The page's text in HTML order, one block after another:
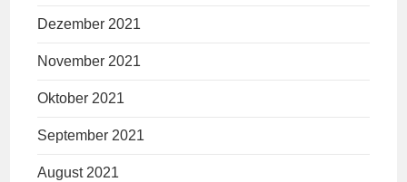
Dezember 2021
November 2021
Oktober 2021
September 2021
August 2021